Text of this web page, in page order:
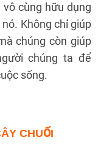
cùng hữu dụng
Không chỉ giúp
chúng còn giúp
chúng ta để
sống.
CHUỐI